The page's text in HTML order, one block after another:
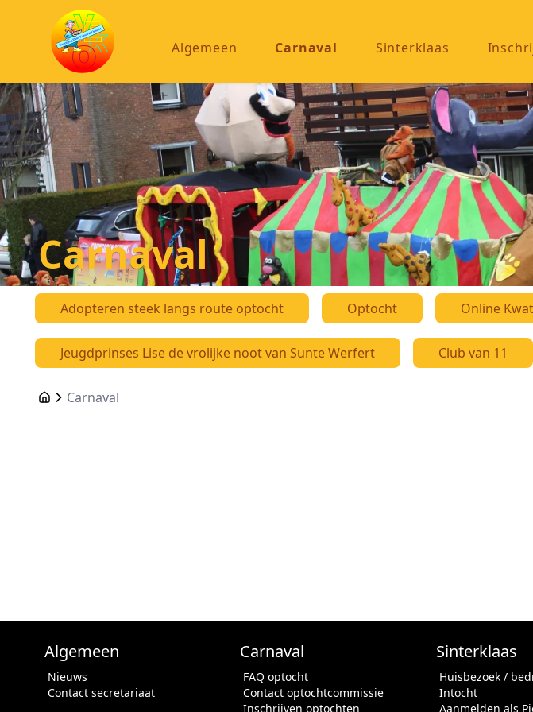
Algemeen Carnaval Sinterklaas
Carnaval
Adopteren steek langs route optocht Optocht Online
Jeugdprinses Lise de vrolijke noot van Sunte Werfert Club van 11
Carnaval
Algemeen
Nieuws
Contact secretariaat
Carnaval
FAQ optocht
Contact optochtcommissie
Inschrijven optochten
Sinterklaas
Huisbezoek /
Intocht
Aanmelden als